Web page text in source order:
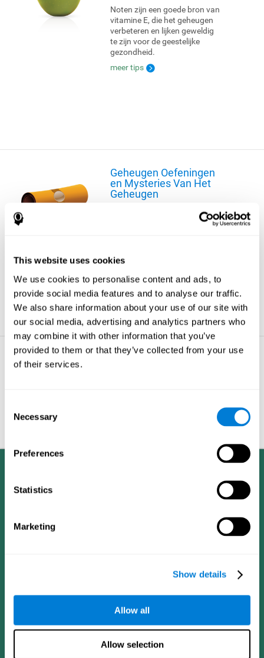
This website uses cookies
We use cookies to personalise content and ads, to
provide social media features and to analyse our traffic.
We also share information about your use of our site with
our social media, advertising and analytics partners who
may combine it with other information that you’ve
provided to them or that they’ve collected from your use
of their services.
Selection
Necessary
Preferences
Statistics
Marketing
Show details
Allow all
Allow selection
Noten zijn een goede bron van
vitamine E, die het geheugen
verbeteren en lijken geweldig
te zijn voor de geestelijke
gezondheid.
meer tips
Geheugen Oefeningen
en Mysteries Van Het
Geheugen
Ondanks het feit dat we meer
dan een kwart van ons leven
weten we dat de slaap van
cruciaal belang is voor onze
overleving: lange periodes
zonder slaap kunnen leiden tot
hallucinaties en zelfs de dood.
meer tips
Geheugenverlies - Wat